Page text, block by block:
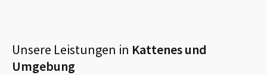
Unsere Leistungen in Kattenesund
Umgebung